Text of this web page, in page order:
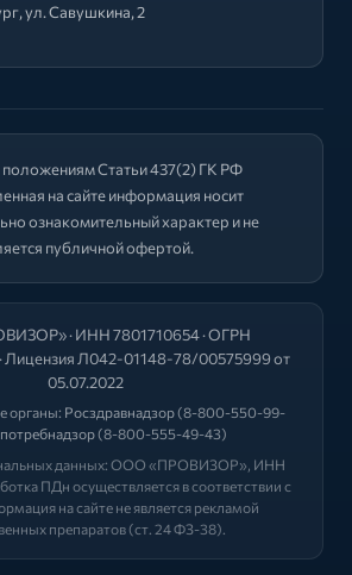
ул. Савушкина, 2
Статьи 437(2) ГК РФ
на сайте информация носит
ознакомительный характер и не
публичной офертой.
· ИНН 7801710654 · ОГРН
Лицензия Л042-01148-78/00575999 от
05.07.2022
органы: Росздравнадзор(8-800-550-99-
(8-800-555-49-43)
данных: ООО «ПРОВИЗОР», ИНН
ПДн осуществляется в соответствии с
на сайте не является рекламой
препаратов (ст. 24 ФЗ-38).